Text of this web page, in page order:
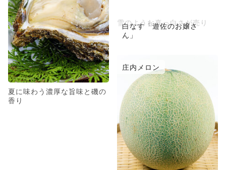
夏に味わう濃厚な旨味と磯の
香り
白なす「遊佐のお嬢さ
ん」
雪のような真っ白さが売り
庄内メロン